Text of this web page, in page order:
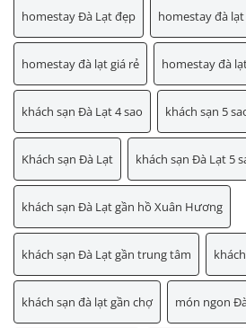
homestay Đà Lạt đẹp homestay đà lạt
homestay đà lạt giá rẻ homestay đà
khách sạn Đà Lạt 4 sao khách sạn 5
Khách sạn Đà Lạt khách sạn Đà Lạt 5
khách sạn Đà Lạt gần hồ Xuân Hương
khách sạn Đà Lạt gần trung tâm
khách sạn đà lạt gần chợ món ngon